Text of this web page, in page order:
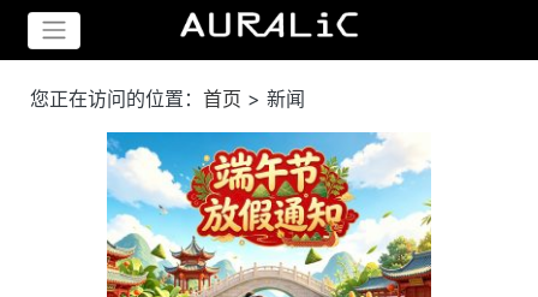
您正在访问的位置： 首页 > 新闻